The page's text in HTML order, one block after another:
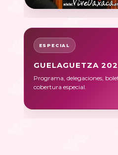
ESPECIAL
GUELAGUETZA
Programa, delegaciones,
cobertura especial.